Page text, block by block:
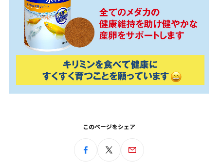
このページをシェア